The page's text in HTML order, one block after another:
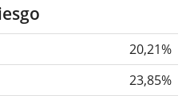
20,21%
23,85%